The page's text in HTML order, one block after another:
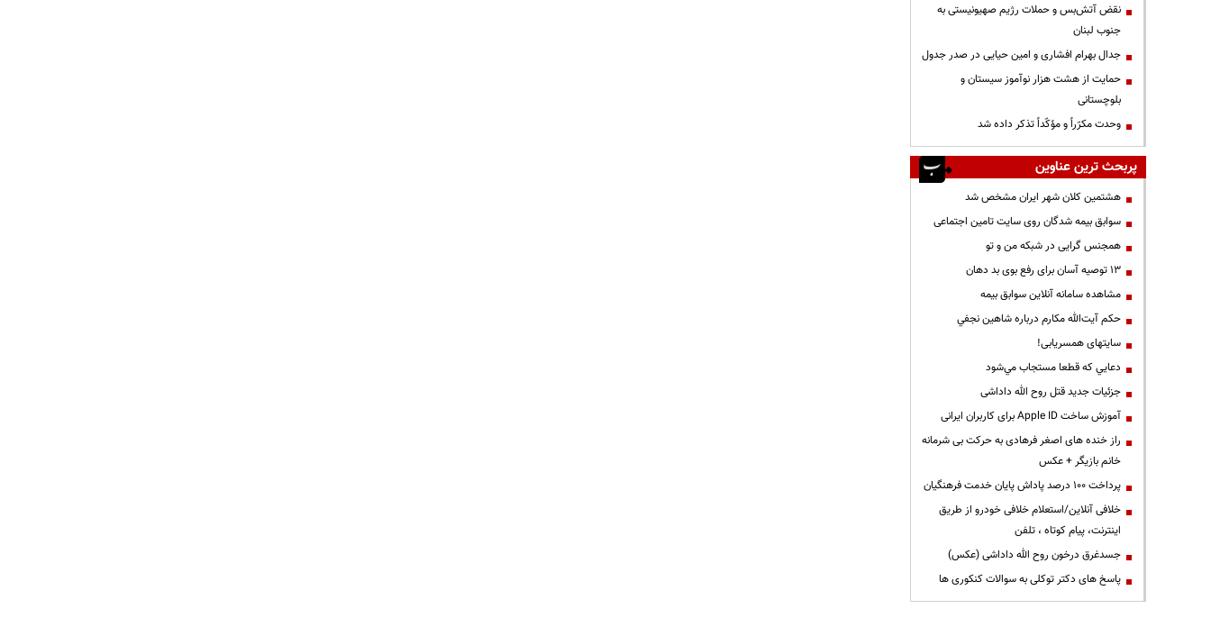
نقض آتش‌بس و حملات رژیم صهیونیستی به
جنوب لبنان
جدال بهرام افشاری و امین حیایی در صدر جدول
حمایت از هشت هزار نوآموز سیستان و
بلوچستانی
وحدت مکرّراً و مؤکّداً تذکر داده شد
پربحث ترین عناوین
هشتمین کلان شهر ایران مشخص شد
سوابق بیمه شدگان روی سایت تامین اجتماعی
همجنس گرایی در شبکه من و تو
13 توصیه آسان برای رفع بوی بد دهان
مشاهده سامانه آنلاين سوابق بیمه
حكم آيت‌الله مكارم درباره شاهين نجفي
سایتهای همسریابی!
دعايي كه قطعا مستجاب مي‌شود
جزئیات جدید قتل روح الله داداشی
آموزش ساخت Apple ID برای کاربران ایرانی
راز خنده های اصغر فرهادی به حرکت بی شرمانه
خانم بازیگر + عکس
پرداخت ۱۰۰ درصد پاداش پایان خدمت فرهنگیان
خلافی آنلاین/استعلام خلافی خودرو از طریق
اینترنت، پیام کوتاه ، تلفن
جسدغرق درخون روح الله داداشی (عکس)
پاسخ های دکتر توکلی به سوالات کنکوری ها